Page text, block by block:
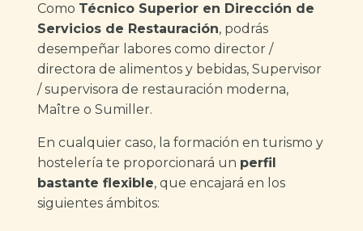
Como Técnico Superior en Dirección de
Servicios de Restauración, podrás
desempeñar labores como director /
directora de alimentos y bebidas, Supervisor
/ supervisora de restauración moderna,
Maître o Sumiller.
En cualquier caso, la formación en turismo y
hostelería te proporcionará un perfil
bastante flexible, que encajará en los
siguientes ámbitos: